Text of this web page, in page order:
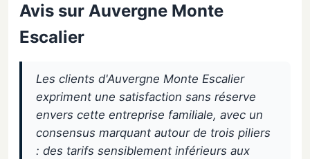
Avis sur Auvergne Monte
Escalier
Les clients d'Auvergne Monte Escalier
expriment une satisfaction sans réserve
envers cette entreprise familiale, avec un
consensus marquant autour de trois piliers
: des tarifs sensiblement inférieurs aux